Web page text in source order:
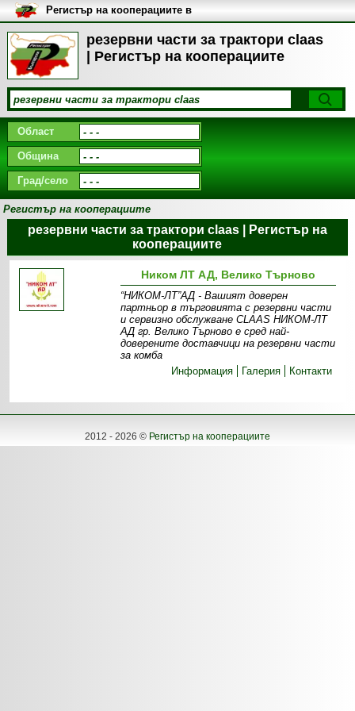
резервни части за трактори claas
| Регистър на кооперациите
Регистър на кооперациите в
България
Област
Община
Град/село
Регистър на кооперациите
резервни части за трактори claas | Регистър на
кооперациите
Ником ЛТ АД, Велико Търново
“НИКОМ-ЛТ”АД - Вашият доверен
партньор в търговията с резервни части
и сервизно обслужване CLAAS НИКОМ-ЛТ
АД гр. Велико Търново е сред най-
доверените доставчици на резервни части
за комба
Информация
Галерия Контакти
2012 - 2026 © Регистър на кооперациите